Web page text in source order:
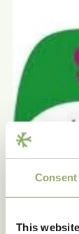
Consent
This